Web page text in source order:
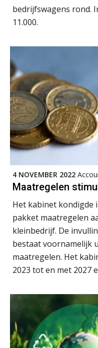
bedrijfswagens rond.
11.000.
4 NOVEMBER 2022
Maatregelen
Het kabinet kondigde
pakket maatregelen
kleinbedrijf. De
bestaat voornamelijk
maatregelen. Het
2023 tot en met 2027